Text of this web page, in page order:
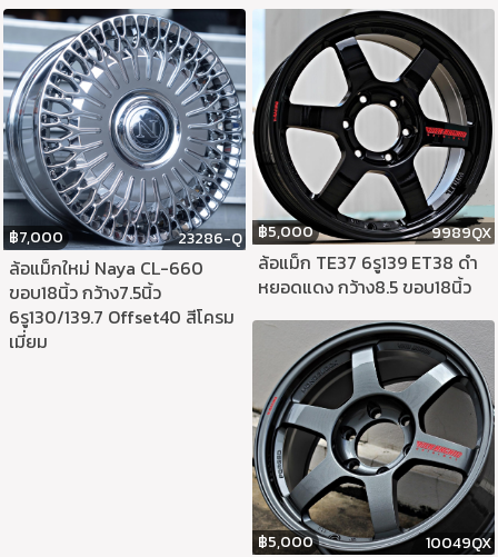
฿7,000 23286-Q
ล้อแม็กใหม่ Naya CL-660
ขอบ18นิ้ว กว้าง7.5นิ้ว
6รู130/139.7 Offset40 สีโครม
เมี่ยม
฿5,000 9989QX
ล้อแม็ก TE37 6รู139 ET38 ดำ
หยอดแดง กว้าง8.5 ขอบ18นิ้ว
฿5,000 10049QX